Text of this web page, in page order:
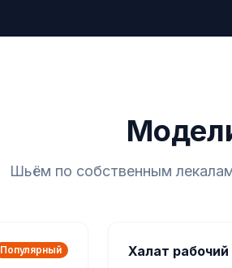
Шьём по собственным
Популярный Халат